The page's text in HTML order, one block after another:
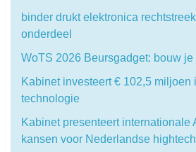
binder drukt elektronica
onderdeel
WoTS 2026 Beursgadget: bouw
Kabinet investeert € 102,5 miljoen
technologie
Kabinet presenteert internationale
kansen voor Nederlandse